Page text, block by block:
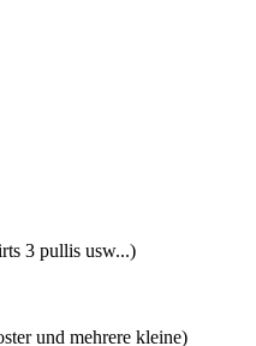
3 pullis usw...)
und mehrere kleine)